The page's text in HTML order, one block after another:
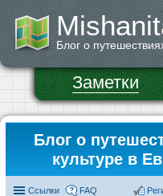
Блог о
Заметки
Блог о
культуре в
Ссылки FAQ